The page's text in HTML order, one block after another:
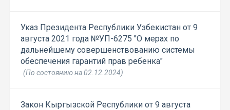
Указ Президента Республики Узбекистан от 9
августа 2021 года №УП-6275 "О мерах по
дальнейшему совершенствованию системы
обеспечения гарантий прав ребенка"
(По состоянию на 02.12.2024)
Закон Кыргызской Республики от 9 августа